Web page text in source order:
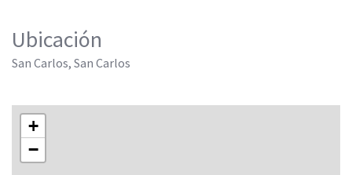
Ubicación
San Carlos, San Carlos
+
−